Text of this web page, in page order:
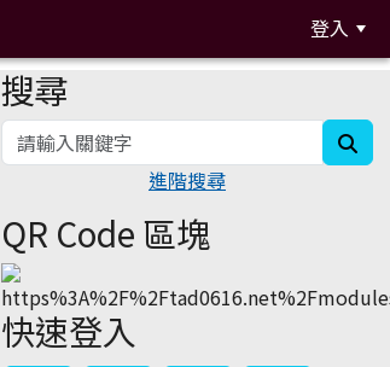
登入
:::
搜尋
進階搜尋
QR Code 區塊
快速登入